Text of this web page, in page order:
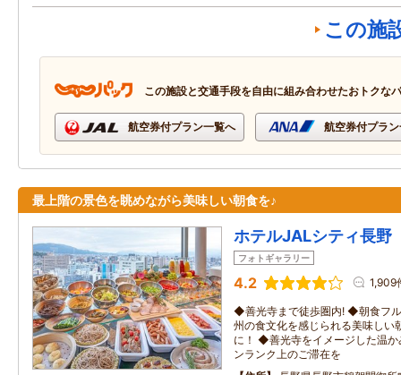
この施
この施設と交通手段を自由に組み合わせたおトクな
航空券付プラン一覧へ 航空券付プラ
最上階の景色を眺めながら美味しい朝食を♪
ホテルJALシティ長野
フォトギャラリー
4.2 1,909
◆善光寺まで徒歩圏内! ◆朝食フル
州の食文化を感じられる美味しい
に！ ◆善光寺をイメージした温
ンランク上のご滞在を